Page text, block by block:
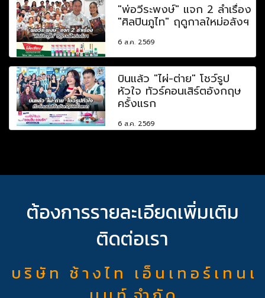
"พ่อวีระพงษ์" แจก 2 ลำเรื่อง
"ศิลปินภูไท" ฤดูกาลใหม่อลังฯ
6 ส.ค. 2569
บินแล้ว "ไผ่-ต่าย" โชว์รูป
หัวใจ ทัวร์คอนเสิร์ตอังกฤษ
ครั้งแรก
6 ส.ค. 2569
ต้องการรายละเอียดเพิ่มเติม
ติดต่อเรา
บ ริ ษั ท ช้ า ง ไ ท เ อ็ น เ ท อ ร์ เ ท น เ